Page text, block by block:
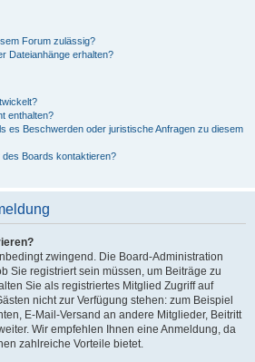
Forum zulässig?
Dateianhänge erhalten?
enthalten?
es Beschwerden oder juristische Anfragen zu diesem
des Boards kontaktieren?
zwingend. Die Board-Administration
Sie registriert sein müssen, um Beiträge zu
Sie als registriertes Mitglied Zugriff auf
nicht zur Verfügung stehen: zum Beispiel
E-Mail-Versand an andere Mitglieder, Beitritt
Wir empfehlen Ihnen eine Anmeldung, da
zahlreiche Vorteile bietet.